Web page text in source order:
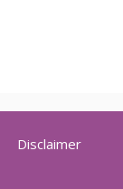
Disclaimer